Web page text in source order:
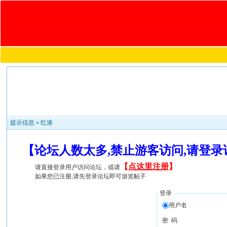
提示信息 »红港
【论坛人数太多,禁止游客访问,请登
请直接登录用户访问论坛，或请 【 点这里注册】
如果您已注册,请先登录论坛即可游览帖子
登录
用户名
密 码